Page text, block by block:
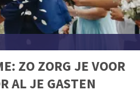
ZO ZORG JE VOOR
AL JE GASTEN